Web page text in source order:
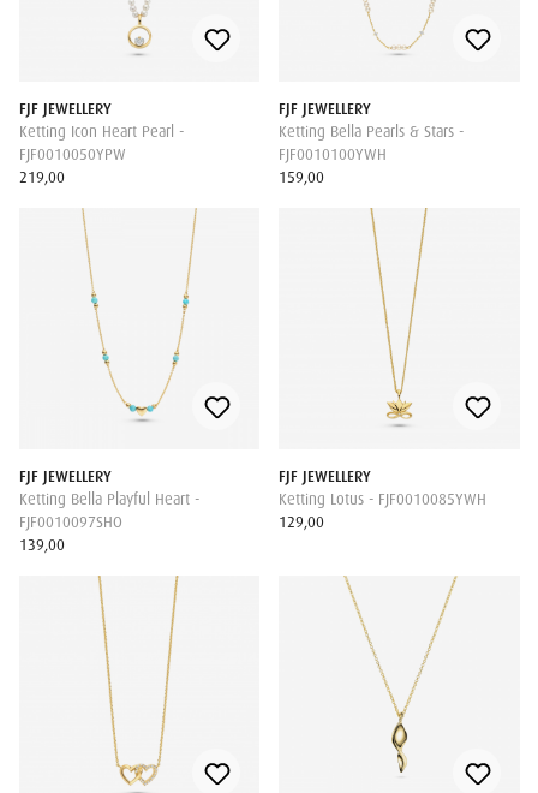
FJF JEWELLERY
Ketting Icon Heart Pearl -
FJF0010050YPW
219,00
FJF JEWELLERY
Ketting Bella Pearls & Stars -
FJF0010100YWH
159,00
FJF JEWELLERY
Ketting Bella Playful Heart -
FJF0010097SHO
139,00
FJF JEWELLERY
Ketting Lotus - FJF0010085YWH
129,00